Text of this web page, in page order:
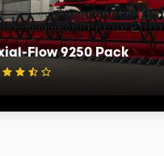
Flow 9250 Pack